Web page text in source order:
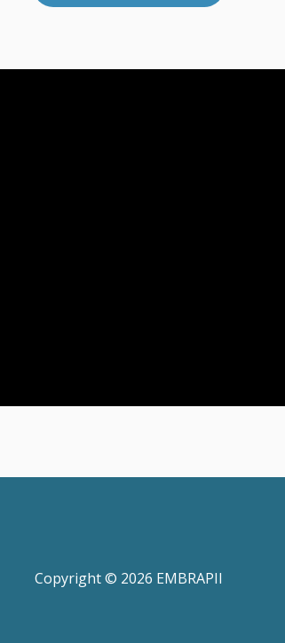
Copyright © 2026 EMBRAPII